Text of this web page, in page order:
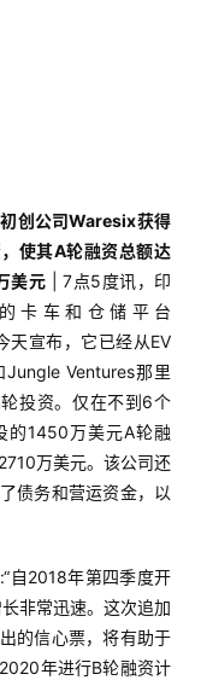
创公司Waresix获得
使其A轮融资总额达
美元 | 7点5度讯，印
卡车和仓储平台
天宣布，它已经从EV
Jungle Ventures那里
投资。仅在不到6个
的1450万美元A轮融
万美元。该公司还
债务和营运资金，以
自2018年第四季度开
非常迅速。这次追加
的信心票，将有助于
年进行B轮融资计